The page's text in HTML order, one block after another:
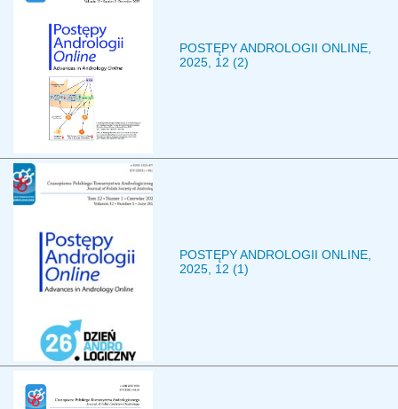
POSTĘPY ANDROLOGII ONLINE,
2025, 12 (2)
POSTĘPY ANDROLOGII ONLINE,
2025, 12 (1)